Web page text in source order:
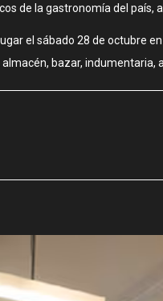
de la gastronomía del país,
el sábado 28 de octubre
bazar, indumentaria,